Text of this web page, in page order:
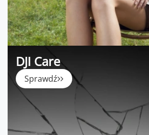
DJI Care
Sprawdź